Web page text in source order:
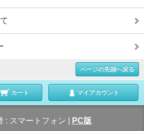
ページの先頭へ戻る
カート マイアカウント
: スマートフォン PC版